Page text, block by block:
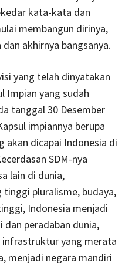
kata-kata dan
membangun dirinya,
akhirnya bangsanya.
yang telah dinyatakan
Impian yang sudah
tanggal 30 Desember
impiannya berupa
akan dicapai Indonesia di
SDM-nya
lain di dunia,
pluralisme, budaya,
Indonesia menjadi
peradaban dunia,
infrastruktur yang merata
menjadi negara mandiri